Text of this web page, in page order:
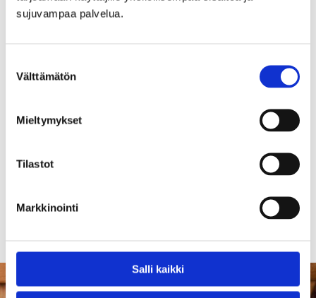
sujuvampaa palvelua.
valinta
Välttämätön
Mieltymykset
Tilastot
Markkinointi
Salli kaikki